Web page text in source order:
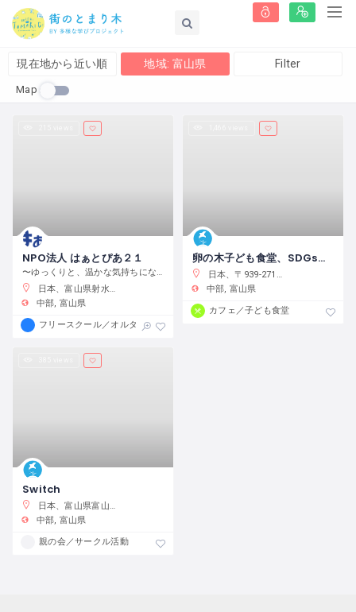
現在地から近い順 地域: 富山県 Filter
Map
NPO法人 はぁとぴあ２１
〜ゆっくりと、温かな気持ちになっていく居場所〜 1,
日本、富山県射水市三ケ伊勢領２４６７
中部 富山県
フリースクール／オルタナティブスクール
卵の木子ども食堂、SDGs活動をする子どもオフィスPeace Piece
日本、〒939-2716 富山県富山市婦中町下轡田１６１−３
中部 富山県
カフェ／子ども食堂
Switch
日本、富山県富山市小杉１５３−１０
中部 富山県
親の会／サークル活動